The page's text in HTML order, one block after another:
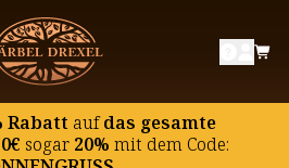
Rabatt aufdas gesamte
sogar20% mit dem Code:
für die Zähne
Zähne & Zahnarzt 2026